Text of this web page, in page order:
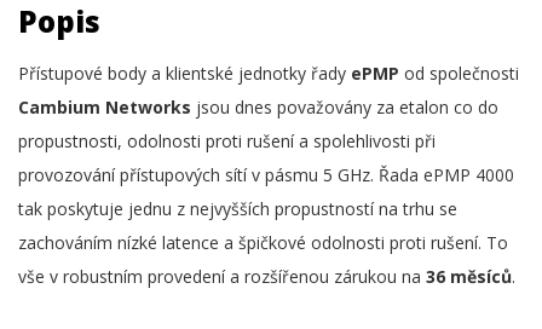
Popis
Přístupové body a klientské jednotky řady ePMP od společnosti
Cambium Networks jsou dnes považovány za etalon co do
propustnosti, odolnosti proti rušení a spolehlivosti při
provozování přístupových sítí v pásmu 5 GHz. Řada ePMP 4000
tak poskytuje jednu z nejvyšších propustností na trhu se
zachováním nízké latence a špičkové odolnosti proti rušení. To
vše v robustním provedení a rozšířenou zárukou na 36 měsíců.